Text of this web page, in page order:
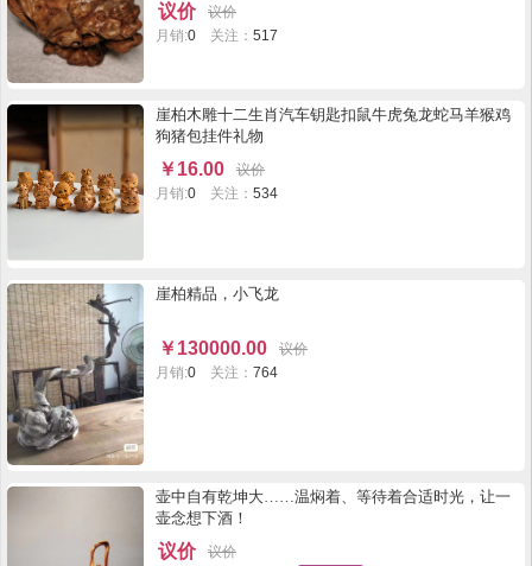
议价
议价
月销:0 关注：517
崖柏木雕十二生肖汽车钥匙扣鼠牛虎兔龙蛇马羊猴鸡
狗猪包挂件礼物
￥ 16.00
议价
月销:0 关注：534
崖柏精品，小飞龙
￥130000.00
议价
月销:0 关注：764
壶中自有乾坤大……温焖着、等待着合适时光，让一
壶念想下酒！
议价
议价